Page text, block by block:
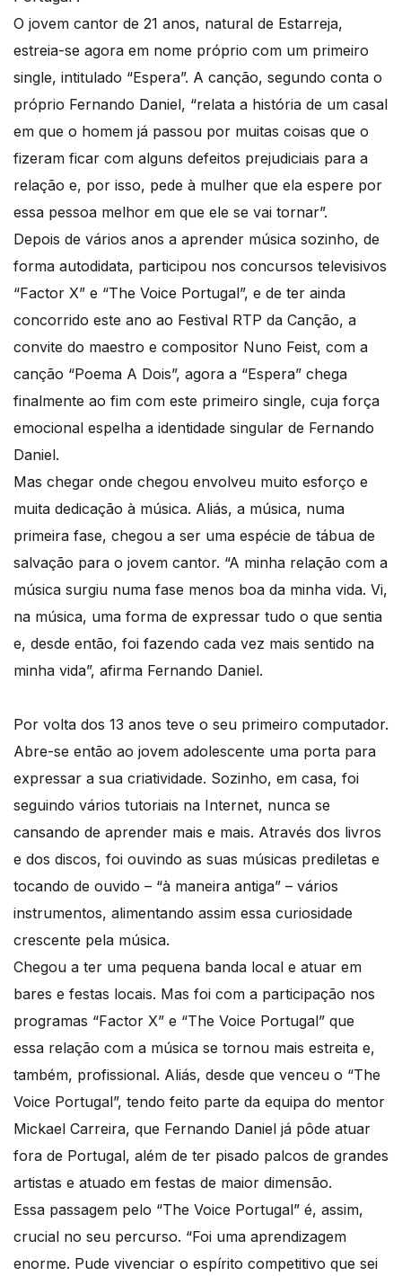
O jovem cantor de 21 anos, natural de Estarreja,
estreia-se agora em nome próprio com um primeiro
single, intitulado “Espera”. A canção, segundo conta o
próprio Fernando Daniel, “relata a história de um casal
em que o homem já passou por muitas coisas que o
fizeram ficar com alguns defeitos prejudiciais para a
relação e, por isso, pede à mulher que ela espere por
essa pessoa melhor em que ele se vai tornar”.
Depois de vários anos a aprender música sozinho, de
forma autodidata, participou nos concursos televisivos
“Factor X” e “The Voice Portugal”, e de ter ainda
concorrido este ano ao Festival RTP da Canção, a
convite do maestro e compositor Nuno Feist, com a
canção “Poema A Dois”, agora a “Espera” chega
finalmente ao fim com este primeiro single, cuja força
emocional espelha a identidade singular de Fernando
Daniel.
Mas chegar onde chegou envolveu muito esforço e
muita dedicação à música. Aliás, a música, numa
primeira fase, chegou a ser uma espécie de tábua de
salvação para o jovem cantor. “A minha relação com a
música surgiu numa fase menos boa da minha vida. Vi,
na música, uma forma de expressar tudo o que sentia
e, desde então, foi fazendo cada vez mais sentido na
minha vida”, afirma Fernando Daniel.
Por volta dos 13 anos teve o seu primeiro computador.
Abre-se então ao jovem adolescente uma porta para
expressar a sua criatividade. Sozinho, em casa, foi
seguindo vários tutoriais na Internet, nunca se
cansando de aprender mais e mais. Através dos livros
e dos discos, foi ouvindo as suas músicas prediletas e
tocando de ouvido – “à maneira antiga” – vários
instrumentos, alimentando assim essa curiosidade
crescente pela música.
Chegou a ter uma pequena banda local e atuar em
bares e festas locais. Mas foi com a participação nos
programas “Factor X” e “The Voice Portugal” que
essa relação com a música se tornou mais estreita e,
também, profissional. Aliás, desde que venceu o “The
Voice Portugal”, tendo feito parte da equipa do mentor
Mickael Carreira, que Fernando Daniel já pôde atuar
fora de Portugal, além de ter pisado palcos de grandes
artistas e atuado em festas de maior dimensão.
Essa passagem pelo “The Voice Portugal” é, assim,
crucial no seu percurso. “Foi uma aprendizagem
enorme. Pude vivenciar o espírito competitivo que sei